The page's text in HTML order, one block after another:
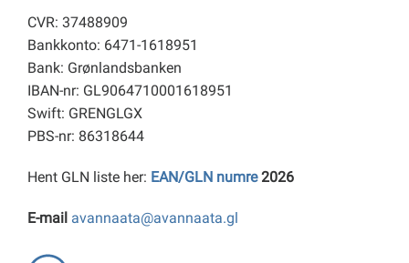
CVR: 37488909
Bankkonto: 6471-1618951
Bank: Grønlandsbanken
IBAN-nr: GL9064710001618951
Swift: GRENGLGX
PBS-nr: 86318644
Hent GLN liste her: EAN/GLN numre2026
E-mail avannaata@avannaata.gl